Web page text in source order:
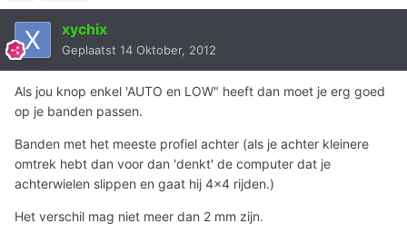
xychix
Geplaatst 14 Oktober, 2012
Als jou knop enkel 'AUTO en LOW" heeft dan moet je erg goed
op je banden passen.
Banden met het meeste profiel achter (als je achter kleinere
omtrek hebt dan voor dan 'denkt' de computer dat je
achterwielen slippen en gaat hij 4x4 rijden.)
Het verschil mag niet meer dan 2 mm zijn.